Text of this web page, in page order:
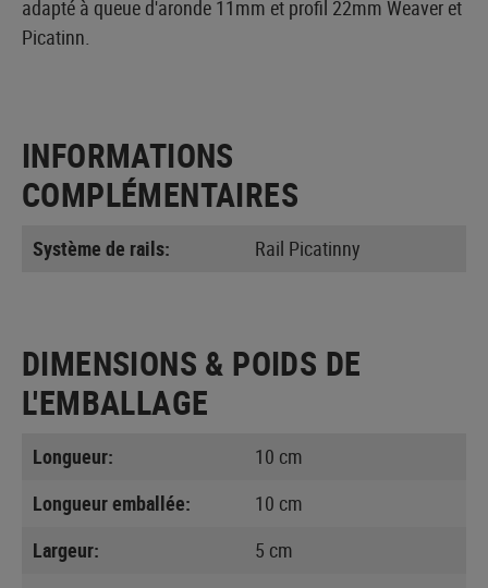
adapté à queue d'aronde 11mm et profil 22mm Weaver et
Picatinn.
INFORMATIONS
COMPLÉMENTAIRES
Système de rails: Rail Picatinny
DIMENSIONS & POIDS DE
L'EMBALLAGE
Longueur:
10 cm
Longueur emballée:
10 cm
Largeur:
5 cm